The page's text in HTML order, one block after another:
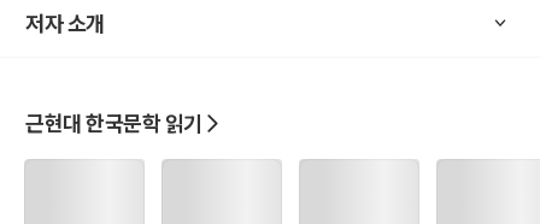
저자 소개
근현대 한국문학 읽기